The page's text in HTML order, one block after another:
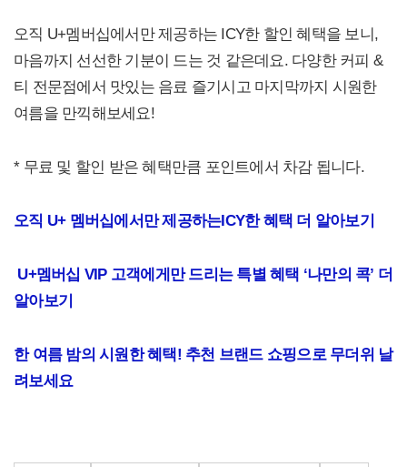
오직 U+멤버십에서만 제공하는 ICY한 할인 혜택을 보니,
마음까지 선선한 기분이 드는 것 같은데요. 다양한 커피 &
티 전문점에서 맛있는 음료 즐기시고 마지막까지 시원한
여름을 만끽해보세요!
* 무료 및 할인 받은 혜택만큼 포인트에서 차감 됩니다.
오직 U+ 멤버십에서만 제공하는ICY한 혜택 더 알아보기
U+멤버십 VIP 고객에게만 드리는 특별 혜택 ‘나만의 콕’ 더
알아보기
한 여름 밤의 시원한 혜택! 추천 브랜드 쇼핑으로 무더위 날
려보세요